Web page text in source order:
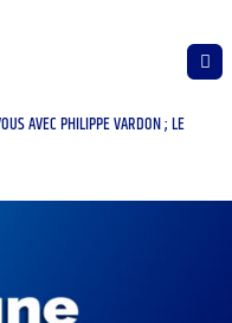
AVEC PHILIPPE VARDON ; LE